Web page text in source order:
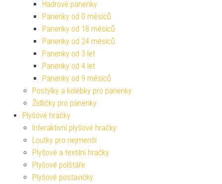
Hadrové panenky
Panenky od 0 měsíců
Panenky od 18 měsíců
Panenky od 24 měsíců
Panenky od 3 let
Panenky od 4 let
Panenky od 9 měsíců
Postýlky a kolébky pro panenky
Židličky pro panenky
Plyšové hračky
Interaktivní plyšové hračky
Loutky pro nejmenší
Plyšové a textilní hračky
Plyšové polštáře
Plyšové postavičky